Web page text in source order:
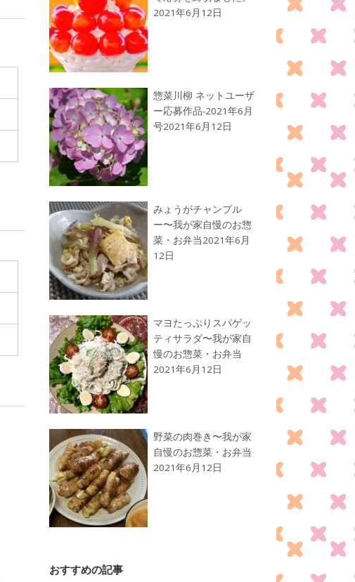
2021年6月12日
惣菜川柳 ネットユーザ
ー応募作品-2021年6月
号2021年6月12日
みょうがチャンプル
ー〜我が家自慢のお惣
菜・お弁当2021年6月
12日
マヨたっぷりスパゲッ
ティサラダ〜我が家自
慢のお惣菜・お弁当
2021年6月12日
野菜の肉巻き〜我が家
自慢のお惣菜・お弁当
2021年6月12日
おすすめの記事